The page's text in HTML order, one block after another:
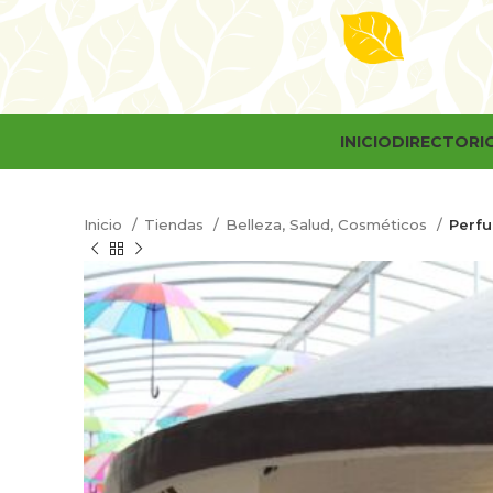
INICIO
Inicio Tiendas Belleza, Salud, Cosméticos